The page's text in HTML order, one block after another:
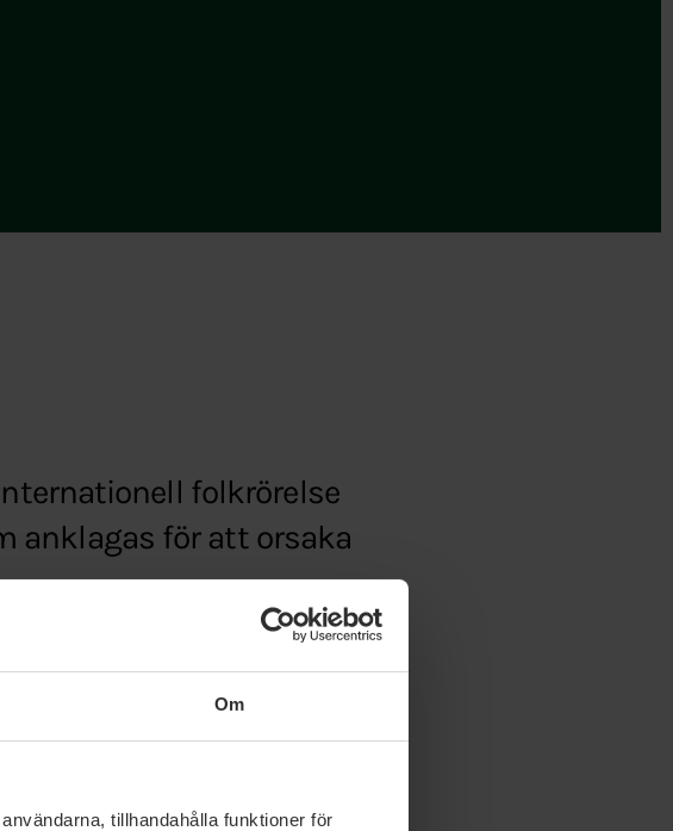
Om
tillhandahålla funktioner för
folkrörelse
anklagas för att orsaka